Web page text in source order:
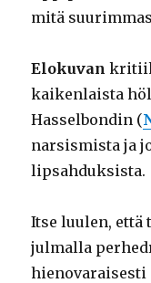
mitä
Elokuvan
kaikenlaista
Hasselbondin (
narsismista ja
lipsahduksista.
Itse luulen, että
julmalla